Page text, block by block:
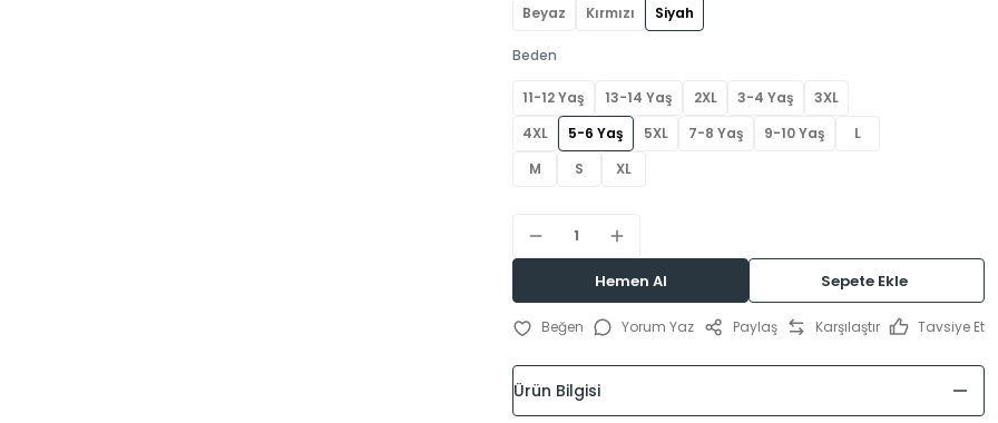
Beyaz Kırmızı Siyah
Beden
11-12 Yaş 13-14 Yaş 2XL 3-4 Yaş
3XL
4XL
5-6 Yaş 5XL 7-8 Yaş 9-10 Yaş
L
M
S XL
Hemen Al Sepete Ekle
Yorum Yaz Paylaş Karşılaştır Tavsiye Et
Ürün Bilgisi